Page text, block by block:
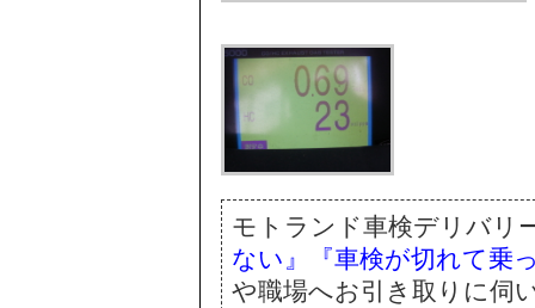
モトランド車検デリバリ
ない』『車検が切れて乗
や職場へお引き取りに伺